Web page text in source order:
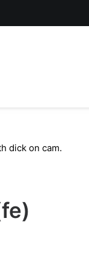
dick on cam.